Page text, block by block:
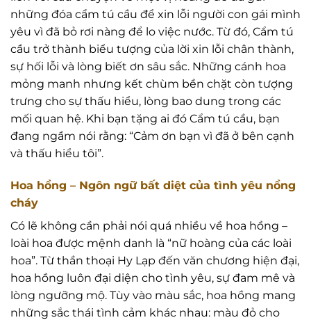
những đóa cẩm tú cầu để xin lỗi người con gái mình
yêu vì đã bỏ rơi nàng để lo việc nước. Từ đó, Cẩm tú
cầu trở thành biểu tượng của lời xin lỗi chân thành,
sự hối lỗi và lòng biết ơn sâu sắc. Những cánh hoa
mỏng manh nhưng kết chùm bền chặt còn tượng
trưng cho sự thấu hiểu, lòng bao dung trong các
mối quan hệ. Khi bạn tặng ai đó Cẩm tú cầu, bạn
đang ngầm nói rằng: “Cảm ơn bạn vì đã ở bên cạnh
và thấu hiểu tôi”.
Hoa hồng – Ngôn ngữ bất diệt của tình yêu nồng
cháy
Có lẽ không cần phải nói quá nhiều về hoa hồng –
loài hoa được mệnh danh là “nữ hoàng của các loài
hoa”. Từ thần thoại Hy Lạp đến văn chương hiện đại,
hoa hồng luôn đại diện cho tình yêu, sự đam mê và
lòng ngưỡng mộ. Tùy vào màu sắc, hoa hồng mang
những sắc thái tình cảm khác nhau: màu đỏ cho